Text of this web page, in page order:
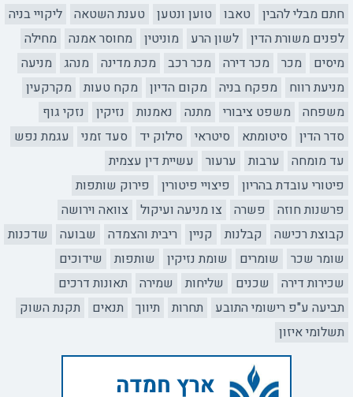
חתם מבלי להבין
טאבו טוען ונטען טענת השטאה
ליקויי בניה
לפנים משורת הדין
לשון הרע מוניטין מחוסר אמנה
מחילה
מיסים
מכר מכר דירה מכר רכב מכת מדינה מנהג
מניעה
מניעת רווח
מפקח בניה מקום הדיון מקח טעות
מקרקעין
משפחה
משפט ציבורי מתנה נאמנות נזיקין
נזקי גוף
סדר הדין
סיטומתא סיטראי סילוק יד סעד זמני
עגמת נפש
עד מומחה
ערבות ערעור
עשיית דין עצמית
פיטורי עובדת בהריון
פיצויי פיטורין
פירוק שותפות
פרשנות חוזה
פשרה צו מניעה ועיקול
צוואה וירושה
קבוצת רכישה
קבלנות קניין ריבית והצמדה שבועה
שדכנות
שומר שכר
שומרים שומת נזיקין שותפות
שידוכים
שכירות דירה
שכנים שליחות שמירה
תאונות דרכים
תביעה ע"פ רישומי התובע
תחרות תיווך תנאים
תקנת השוק
תשלומי איזון